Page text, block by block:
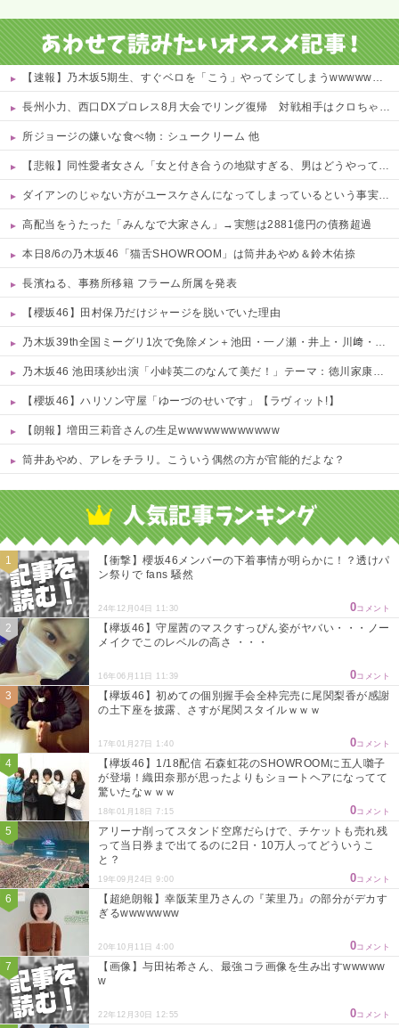
【速報】乃木坂5期生、すぐベロを「こう」やってシてしまうwwwwww 他
長州小力、西口DXプロレス8月大会でリング復帰 対戦相手はクロちゃん 他
所ジョージの嫌いな食べ物：シュークリーム 他
【悲報】同性愛者女さん「女と付き合うの地獄すぎる、男はどうやって耐えてんの？」←コレは同意せざるおえないと話題に
ダイアンのじゃない方がユースケさんになってしまっているという事実←これ
高配当をうたった「みんなで大家さん」→実態は2881億円の債務超過
本日8/6の乃木坂46「猫舌SHOWROOM」は筒井あやめ＆鈴木佑捺
長濱ねる、事務所移籍 フラーム所属を発表
【櫻坂46】田村保乃だけジャージを脱いでいた理由
乃木坂39th全国ミーグリ1次で免除メン＋池田・一ノ瀬・井上・川﨑・菅原・中西が全完売
乃木坂46 池田瑛紗出演「小峠英二のなんて美だ！」テーマ：徳川家康【2025.8.5 24:00〜 TOKYO MX】
【櫻坂46】ハリソン守屋「ゆーづのせいです」【ラヴィット!】
【朗報】増田三莉音さんの生足wwwwwwwwwwww
筒井あやめ、アレをチラリ。こういう偶然の方が官能的だよな？
【衝撃】櫻坂46メンバーの下着事情が明らかに！？透けパ
ン祭りで fans 騒然
24年12月04日 11:30 0コメント
【欅坂46】守屋茜のマスクすっぴん姿がヤバい・・・ノー
メイクでこのレベルの高さ ・・・
16年06月11日 11:39 0コメント
【欅坂46】初めての個別握手会全枠完売に尾関梨香が感謝
の土下座を披露、さすが尾関スタイルｗｗｗ
17年01月27日 1:40 0コメント
【欅坂46】1/18配信 石森虹花のSHOWROOMに五人囃子
が登場！織田奈那が思ったよりもショートヘアになってて
驚いたなｗｗｗ
18年01月18日 7:15 0コメント
アリーナ削ってスタンド空席だらけで、チケットも売れ残
って当日券まで出てるのに2日・10万人ってどういうこ
と？
19年09月24日 9:00 0コメント
【超絶朗報】幸阪茉里乃さんの『茉里乃』の部分がデカす
ぎるwwwwwww
20年10月11日 4:00 0コメント
【画像】与田祐希さん、最強コラ画像を生み出すwwwww
w
22年12月30日 12:55 0コメント